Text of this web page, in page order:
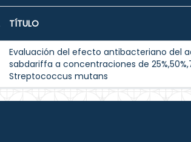
TÍTULO
Evaluación del efecto antibacteriano del
sabdariffa a concentraciones de
Streptococcus mutans